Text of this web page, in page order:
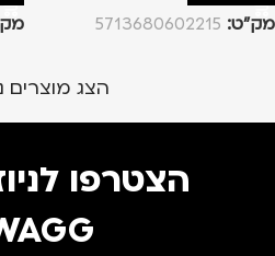
מק”ט: 5713680602215
הצג מוצרים
הצטרפו